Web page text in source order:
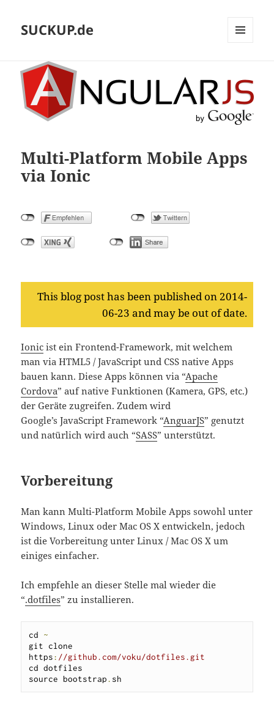
SUCKUP.de
Multi-Platform Mobile Apps
via Ionic
This blog post has been published on 2014-
06-23 and may be out of date.
Ionic ist ein Frontend-Framework, mit welchem
man via HTML5 / JavaScript und CSS native Apps
bauen kann. Diese Apps können via “Apache
Cordova” auf native Funktionen (Kamera, GPS, etc.)
der Geräte zugreifen. Zudem wird
Google’s JavaScript Framework “AnguarJS” genutzt
und natürlich wird auch “SASS” unterstützt.
Vorbereitung
Man kann Multi-Platform Mobile Apps sowohl unter
Windows, Linux oder Mac OS X entwickeln, jedoch
ist die Vorbereitung unter Linux / Mac OS X um
einiges einfacher.
Ich empfehle an dieser Stelle mal wieder die
“.dotfiles” zu installieren.
cd ~
git clone
https: //github.com/voku/dotfiles.git
cd dotfiles
source bootstrap . sh